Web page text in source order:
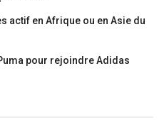
actif en Afrique ou en Asie du
pour rejoindre Adidas